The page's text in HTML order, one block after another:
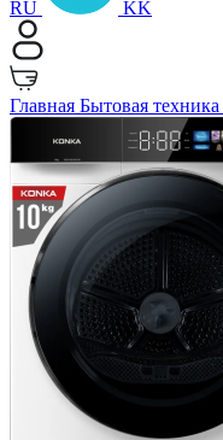
RU KK
Главная Бытовая техника